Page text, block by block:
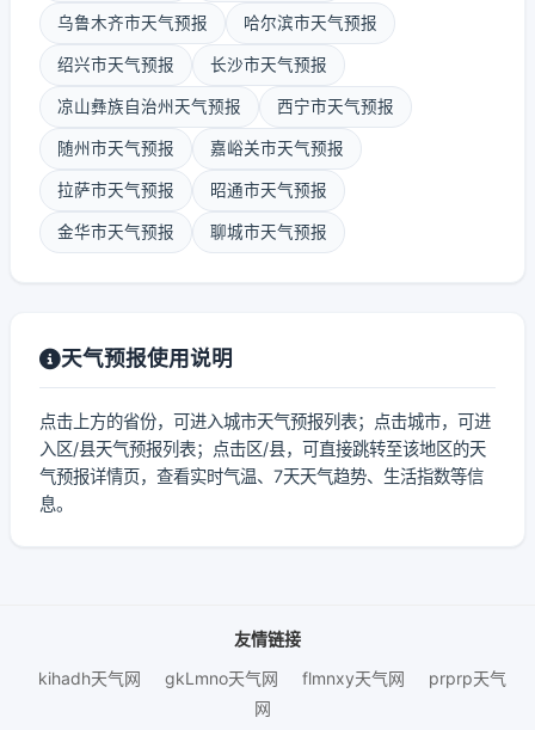
乌鲁木齐市天气预报 哈尔滨市天气预报
绍兴市天气预报 长沙市天气预报
凉山彝族自治州天气预报 西宁市天气预报
随州市天气预报 嘉峪关市天气预报
拉萨市天气预报 昭通市天气预报
金华市天气预报 聊城市天气预报
天气预报使用说明
点击上方的省份，可进入城市天气预报列表；点击城市，可进
入区/县天气预报列表；点击区/县，可直接跳转至该地区的天
气预报详情页，查看实时气温、7天天气趋势、生活指数等信
息。
友情链接
kihadh天气网
gkLmno天气网 flmnxy天气网
prprp天气
网